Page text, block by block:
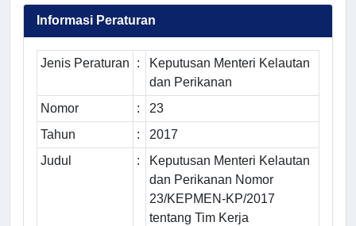
Informasi Peraturan
Jenis Peraturan :
Keputusan Menteri Kelautan
dan Perikanan
Nomor
:
23
Tahun
:
2017
Judul
:
Keputusan Menteri Kelautan
dan Perikanan Nomor
23/KEPMEN-KP/2017
tentang Tim Kerja